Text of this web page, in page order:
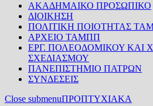
ΑΚΑΔΗΜΑΙΚΟ ΠΡΟΣΩΠΙΚΟ
ΔΙΟΙΚΗΣΗ
ΠΟΛΙΤΙΚΗ ΠΟΙΟΤΗΤΑΣ
ΑΡΧΕΙΟ ΤΑΜΠΠ
ΕΡΓ. ΠΟΛΕΟΔΟΜΙΚΟΥ ΚΑΙ
ΣΧΕΔΙΑΣΜΟΥ
ΠΑΝΕΠΙΣΤΗΜΙΟ ΠΑΤΡΩΝ
ΣΥΝΔΕΣΕΙΣ
Close submenuΠΡΟΠΤΥΧΙΑΚΑ